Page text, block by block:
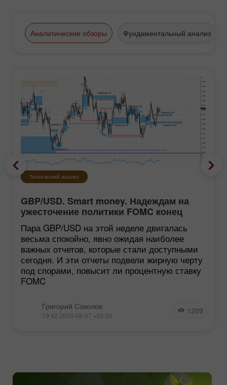
Аналитические обзоры Фундаментальный анализ
Технический анализ
GBP/USD. Smart money. Надеждам на
ужесточение политики FOMC конец
Пара GBP/USD на этой неделе двигалась
весьма спокойно, явно ожидая наиболее
важных отчетов, которые стали доступными
сегодня. И эти отчеты подвели жирную черту
под спорами, повысит ли процентную ставку
FOMC
Григорий Соколов
19:42 2026-08-07 +02:00 1209